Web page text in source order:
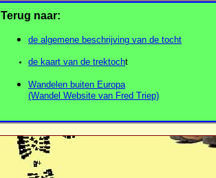
Terug naar:
de algemene beschrijving van de tocht
de kaart van de trektocht
Wandelen buiten Europa
(Wandel Website van Fred Triep)